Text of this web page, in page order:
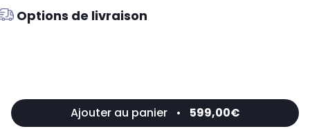
Options de livraison
Ajouter au panier • 599,00€